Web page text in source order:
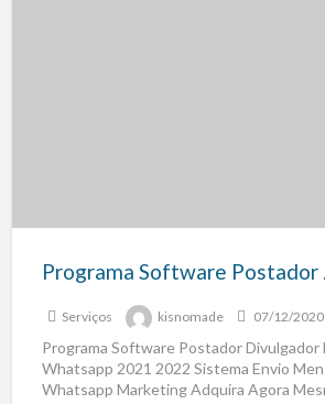
Serviços kisnomade 07/12/2020
Programa Software Postador Divulgador
Whatsapp 2021 2022 Sistema Envio
Whatsapp Marketing Adquira Agora